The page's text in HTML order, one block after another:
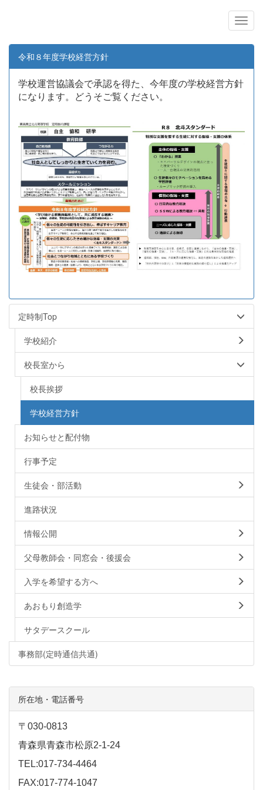
令和８年度学校経営方針
学校運営協議会で承認を得た、今年度の学校経営方針
になります。どうそご覧ください。
定時制Top
学校紹介
校長室から
校長挨拶
学校経営方針
お知らせと配付物
行事予定
生徒会・部活動
進路状況
情報公開
父母教師会・同窓会・後援会
入学を希望する方へ
あおもり創造学
サタデースクール
事務部(定時通信共通)
所在地・電話番号
〒030-0813
青森県青森市松原2-1-24
TEL:017-734-4464
FAX:017-774-1047